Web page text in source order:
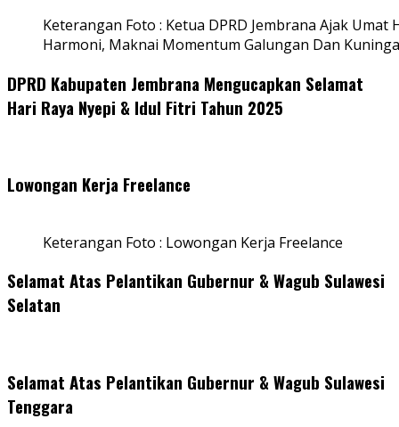
Keterangan Foto : Ketua DPRD Jembrana Ajak
Harmoni, Maknai Momentum Galungan Dan
DPRD Kabupaten Jembrana Mengucapkan Selamat
Hari Raya Nyepi & Idul Fitri Tahun 2025
Lowongan Kerja Freelance
Keterangan Foto : Lowongan Kerja Freelance
Selamat Atas Pelantikan Gubernur & Wagub Sulawesi
Selatan
Selamat Atas Pelantikan Gubernur & Wagub Sulawesi
Tenggara